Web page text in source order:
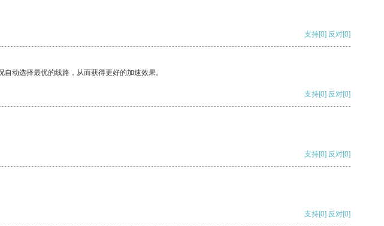
支持[0] 反对[0]
动选择最优的线路，从而获得更好的加速效果。
支持[0] 反对[0]
支持[0] 反对[0]
支持[0] 反对[0]